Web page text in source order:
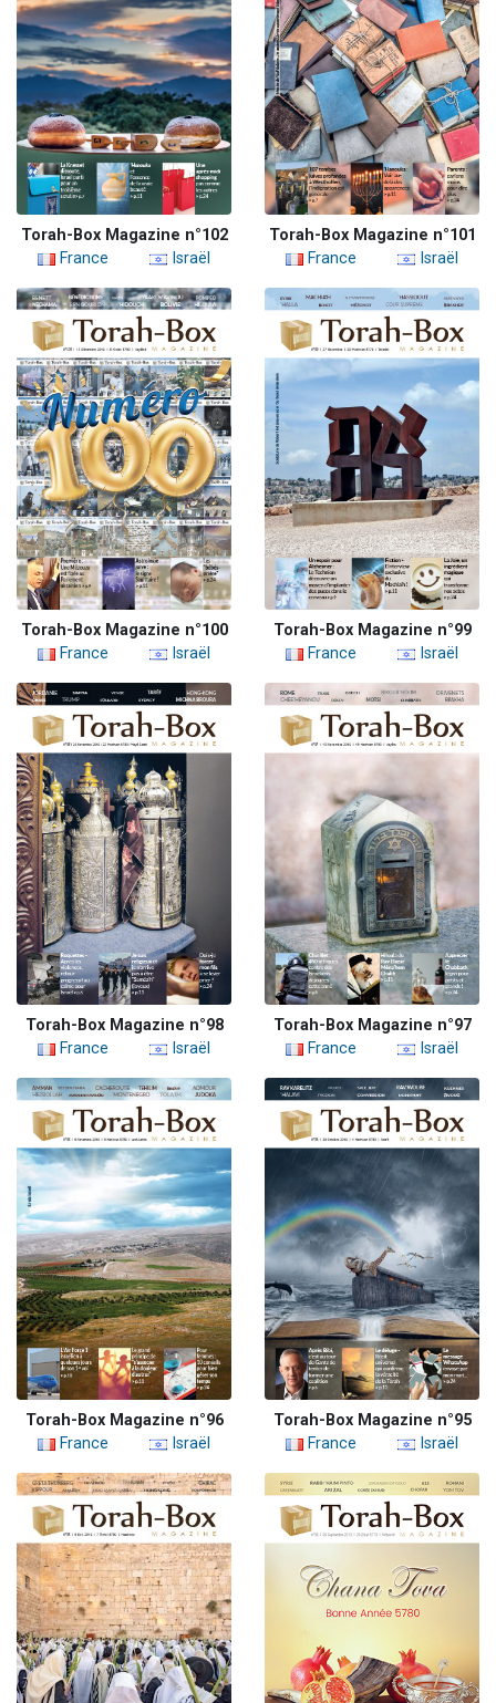
Torah-Box Magazine n°102
France
Israël
Torah-Box Magazine n°101
France
Israël
Torah-Box Magazine n°100
France
Israël
Torah-Box Magazine n°99
France
Israël
Torah-Box Magazine n°98
France
Israël
Torah-Box Magazine n°97
France
Israël
Torah-Box Magazine n°96
France
Israël
Torah-Box Magazine n°95
France
Israël